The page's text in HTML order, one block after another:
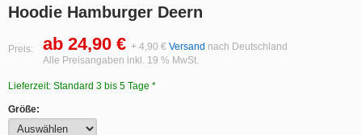
Hoodie Hamburger Deern
Preis: ab 24,90 € + 4,90 € Versand nach Deutschland
Alle Preisangaben inkl. 19 % MwSt.
Lieferzeit: Standard 3 bis 5 Tage *
Größe: